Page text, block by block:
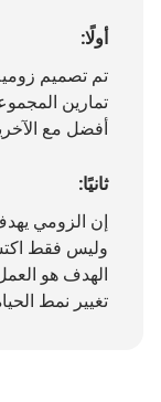
أولًا:
تم تصميم
تمارين
أفضل مع
ثانيًا:
إن الزومي
وليس فقط
الهدف هو
تغيير نمط